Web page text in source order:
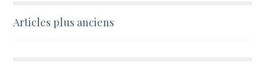
Navigation
Articles plus anciens